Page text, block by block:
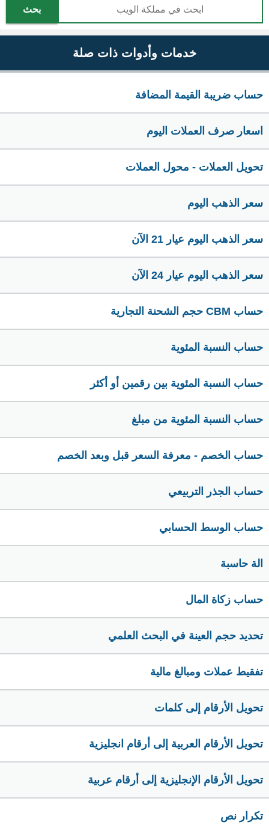
بحث
خدمات وأدوات ذات صلة
حساب ضريبة القيمة المضافة
اسعار صرف العملات اليوم
تحويل العملات - محول العملات
سعر الذهب اليوم
سعر الذهب اليوم عيار 21 الآن
سعر الذهب اليوم عيار 24 الآن
حساب CBM حجم الشحنة التجارية
حساب النسبة المئوية
حساب النسبة المئوية بين رقمين أو أكثر
حساب النسبة المئوية من مبلغ
حساب الخصم - معرفة السعر قبل وبعد الخصم
حساب الجذر التربيعي
حساب الوسط الحسابي
الة حاسبة
حساب زكاة المال
تحديد حجم العينة في البحث العلمي
تفقيط عملات ومبالغ مالية
تحويل الأرقام إلى كلمات
تحويل الأرقام العربية إلى أرقام انجليزية
تحويل الأرقام الإنجليزية إلى أرقام عربية
تكرار نص